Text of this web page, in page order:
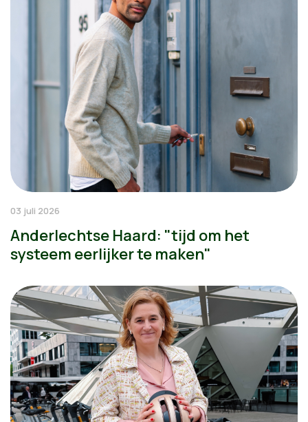
03 juli 2026
Anderlechtse Haard: "tijd om het
systeem eerlijker te maken"